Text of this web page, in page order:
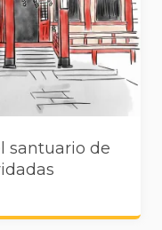
santuario de